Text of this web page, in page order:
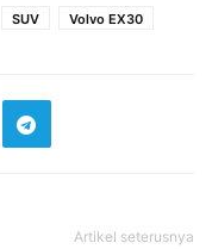
SUV Volvo EX30
Artikel seterusnya